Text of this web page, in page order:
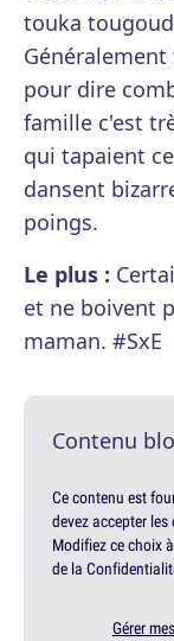
touka
pour dire
famille c'est
qui tapaient
dansent
poings.
Le plus :
et ne boivent
maman. #SxE
Contenu
Ce contenu est
devez accepter
Modifiez ce choix
de la
Gérer